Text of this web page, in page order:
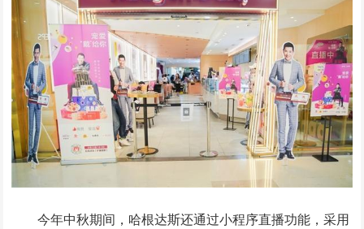
今年中秋期间，哈根达斯还通过小程序直播功能，采用